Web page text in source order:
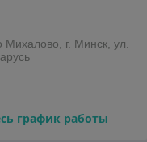
г. Минск, ул.
график работы